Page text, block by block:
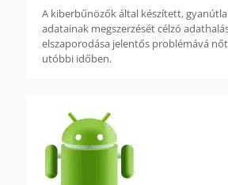
A kiberbűnözők által készített,
adatainak megszerzését célzó
elszaporodása jelentős problémává
utóbbi időben.